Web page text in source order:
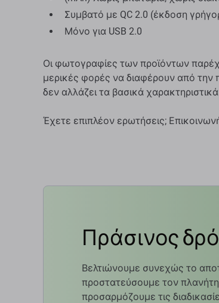
Συμβατό με QC 2.0 (έκδοση
Μόνο για USB 2.0
Οι φωτογραφίες των προϊόντων
μερικές φορές να διαφέρουν από την
δεν αλλάζει τα βασικά
Έχετε επιπλέον ερωτήσεις;
Πράσινος
Βελτιώνουμε συνεχώς το
προστατεύσουμε τον
προσαρμόζουμε τις